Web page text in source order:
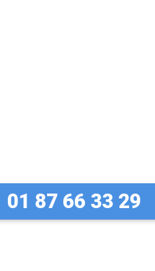
01 87 66 33 29